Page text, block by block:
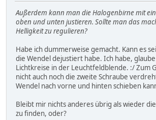
Außerdem kann man die Halogenbirne mit
oben und unten justieren. Sollte man das
Helligkeit zu regulieren?
Habe ich dummerweise gemacht. Kann es
die Wendel dejustiert habe. Ich habe,
Lichtkreise in der Leuchtfeldblende. :/ Zum
nicht auch noch die zweite Schraube
Wendel nach vorne und hinten schieben
Bleibt mir nichts anderes übrig als wieder
zu finden, oder?